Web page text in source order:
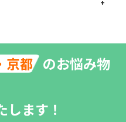
京都 のお悩み物
します！